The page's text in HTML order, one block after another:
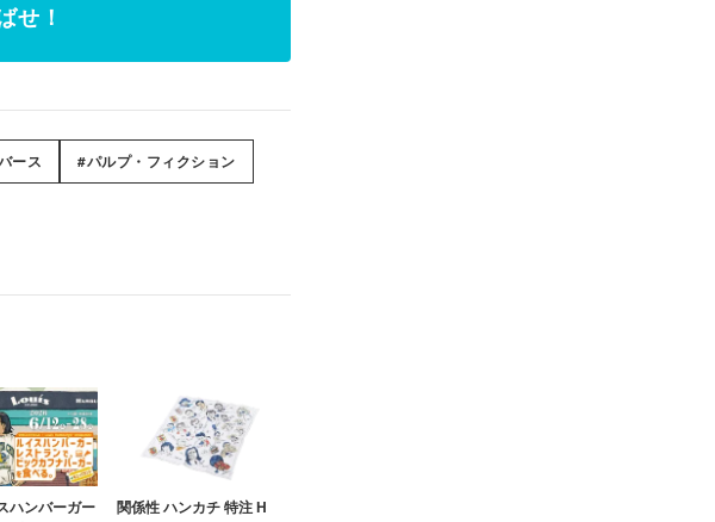
せ！
ース #パルプ・フィクション
ハンバーガー
関係性 ハンカチ 特注 H